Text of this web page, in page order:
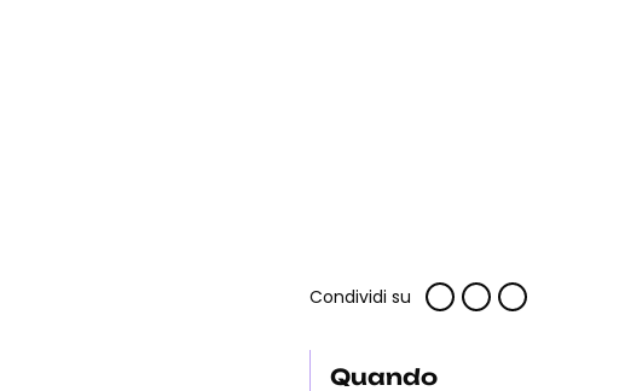
Condividi su
Quando